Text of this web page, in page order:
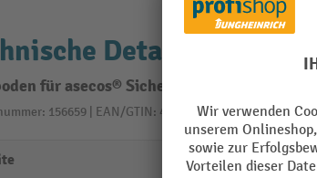
Details
für asecos® Sicherheitsschrank Typ
156659 | EAN/GTIN: 4250101138065Aus der
1200 mm